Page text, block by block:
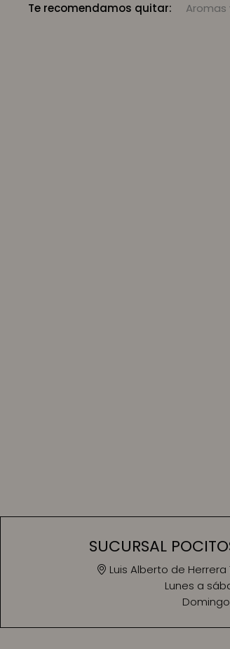
Te recomendamos quitar: Aromas
SUCURSAL
Luis Alberto de Herrera
Lunes a